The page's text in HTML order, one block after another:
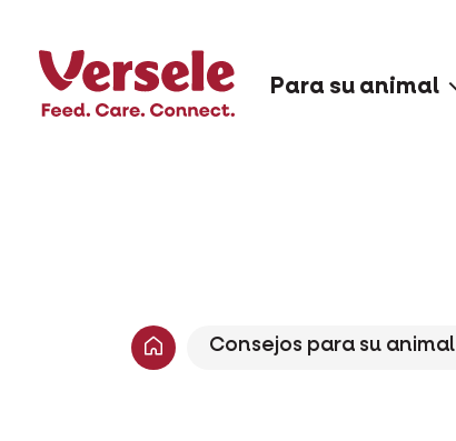
Para su animal
Consejos para su animal